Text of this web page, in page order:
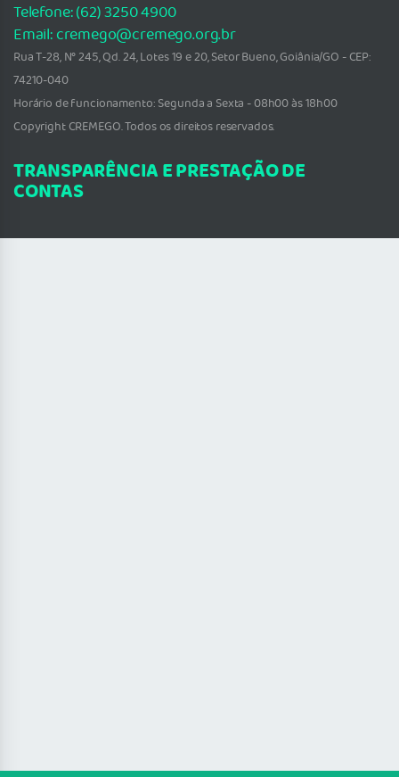
Telefone: (62) 3250 4900
Email: cremego@cremego.org.br
Rua T-28, N° 245, Qd. 24, Lotes 19 e 20, Setor Bueno, Goiânia/GO - CEP:
74210-040
Horário de funcionamento: Segunda a Sexta - 08h00 às 18h00
Copyright CREMEGO. Todos os direitos reservados.
TRANSPARÊNCIA E PRESTAÇÃO DE
CONTAS